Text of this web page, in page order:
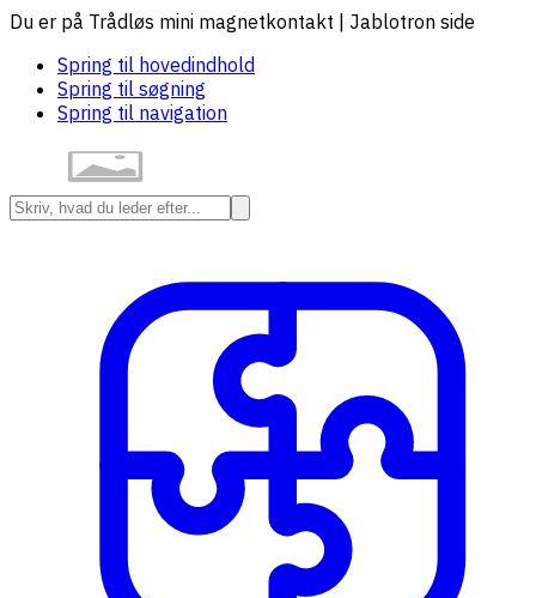
Du er på Trådløs mini magnetkontakt | Jablotron side
Spring til hovedindhold
Spring til søgning
Spring til navigation